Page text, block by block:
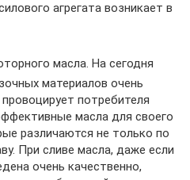
агрегата возникает в
масла. На сегодня
материалов очень
потребителя
масла для своего
различаются не только по
При сливе масла, даже если
очень качественно,